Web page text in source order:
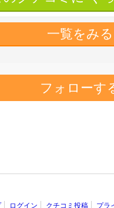
一覧をみる
フォローす
ログイン クチコミ投稿 プラ